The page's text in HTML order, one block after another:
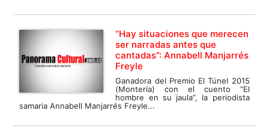
“Hay situaciones que merecen
ser narradas antes que
cantadas”: Annabell Manjarrés
Freyle
Ganadora del Premio El Túnel 2015
(Montería) con el cuento “El
hombre en su jaula”, la periodista
samaria Annabell Manjarrés Freyle...